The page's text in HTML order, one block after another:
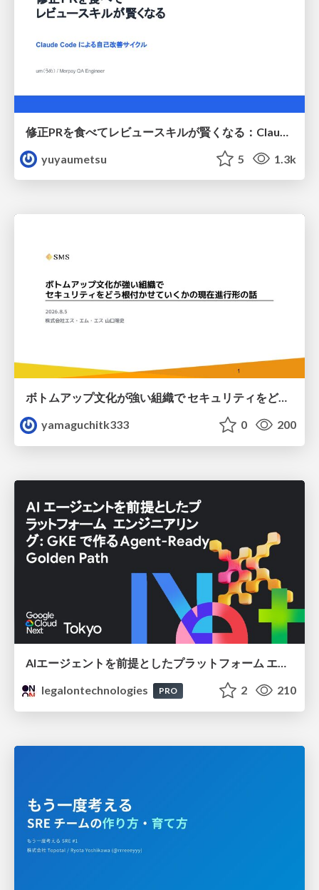
yuyaumetsu
5 1.3k
ボトムアップ文化が強い組織で セキュリティをどう根付かせていくかの現在進行形の話 / Making Security Stick in a Bottom-Up Organization
yamaguchitk333
0 200
AIエージェントを前提としたプラットフォーム エンジニアリング：GKEで作るAgent-Ready Golden Path
legalontechnologies
PRO 2 210